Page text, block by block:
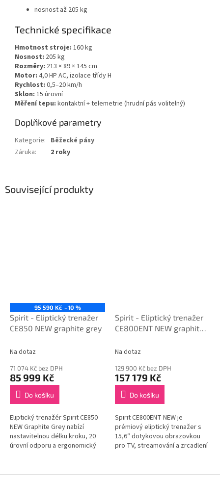
Související produkty
95 590 Kč –10 %
Spirit - Eliptický trenažer
CE850 NEW graphite grey
Na dotaz
71 074 Kč bez DPH
85 999 Kč
Do košíku
Eliptický trenažér Spirit CE850
NEW Graphite Grey nabízí
nastavitelnou délku kroku, 20
úrovní odporu a ergonomický
Spirit - Eliptický trenažer
CE800ENT NEW graphite
Na dotaz
129 900 Kč bez DPH
157 179 Kč
Do košíku
Spirit CE800ENT NEW je
prémiový eliptický trenažer s
15,6″ dotykovou obrazovkou
pro TV, streamování a zrcadlení
pohyb...
nosnost až 205 kg
Technické specifikace
Hmotnost stroje: 160 kg
Nosnost: 205 kg
Rozměry: 213 × 89 × 145 cm
Motor: 4,0 HP AC, izolace třídy H
Rychlost: 0,5–20 km/h
Sklon: 15 úrovní
Měření tepu: kontaktní + telemetrie (hrudní pás volitelný)
Doplňkové parametry
Kategorie: Běžecké pásy
Záruka: 2 roky